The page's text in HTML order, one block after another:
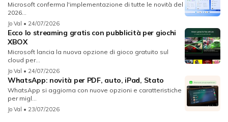
Microsoft conferma l'implementazione di tutte le novità del
2026...
Jo Val • 24/07/2026
Ecco lo streaming gratis con pubblicità per giochi
XBOX
Microsoft lancia la nuova opzione di gioco gratuito sul
cloud per...
Jo Val • 24/07/2026
WhatsApp: novità per PDF, auto, iPad, Stato
WhatsApp si aggiorna con nuove opzioni e caratteristiche
per migl...
Jo Val • 23/07/2026